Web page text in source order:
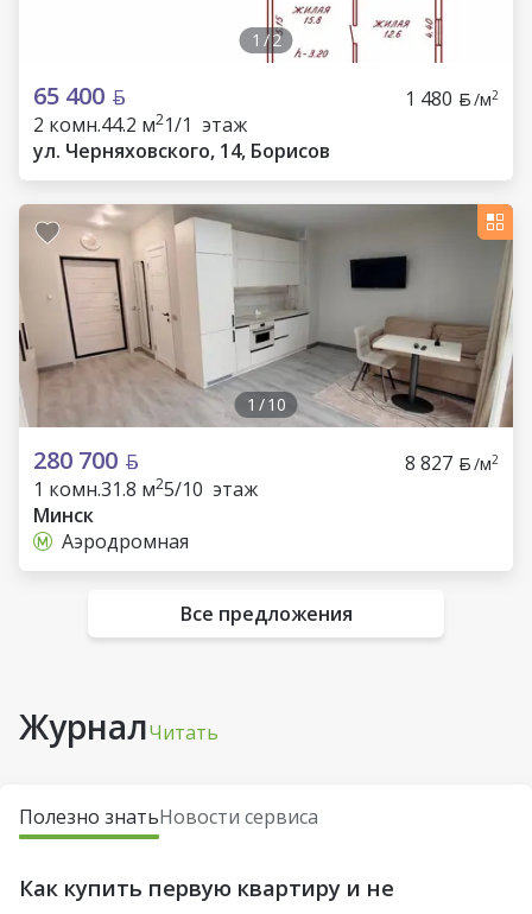
1 /2
65 400 1 480 /м2
2 комн.44.2 м21/1 этаж
ул. Черняховского, 14, Борисов
1 /10
280 700 8 827 /м2
1 комн.31.8 м25/10 этаж
Минск
Аэродромная
Все предложения
ЖурналЧитать
Полезно знатьНовости сервиса
Как купить первую квартиру и не